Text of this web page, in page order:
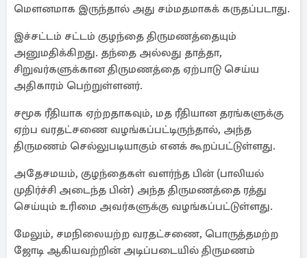
மௌனமாக இருந்தால் அது சம்மதமாகக் கருதப்படாது.
இச்சட்டம் சட்டம் குழந்தை திருமணத்தையும்
அனுமதிக்கிறது. தந்தை அல்லது தாத்தா,
சிறுவர்களுக்கான திருமணத்தை ஏற்பாடு செய்ய
அதிகாரம் பெற்றுள்ளனர்.
சமூக ரீதியாக ஏற்றதாகவும், மத ரீதியான தரங்களுக்கு
ஏற்ப வரதட்சணை வழங்கப்பட்டிருந்தால், அந்த
திருமணம் செல்லுபடியாகும் எனக் கூறப்பட்டுள்ளது.
அதேசமயம், குழந்தைகள் வளர்ந்த பின் (பாலியல்
முதிர்ச்சி அடைந்த பின்) அந்த திருமணத்தை ரத்து
செய்யும் உரிமை அவர்களுக்கு வழங்கப்பட்டுள்ளது.
மேலும், சமநிலையற்ற வரதட்சணை, பொருத்தமற்ற
ஜோடி ஆகியவற்றின் அடிப்படையில் திருமணம்